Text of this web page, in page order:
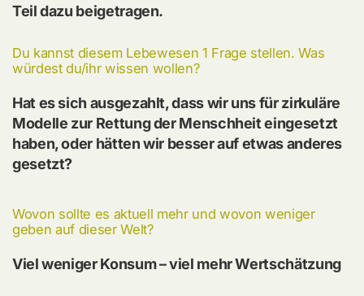
Teil dazu beigetragen.
Du kannst diesem Lebewesen 1 Frage stellen. Was
würdest du/ihr wissen wollen?
Hat es sich ausgezahlt, dass wir uns für zirkuläre
Modelle zur Rettung der Menschheit eingesetzt
haben, oder hätten wir besser auf etwas anderes
gesetzt?
Wovon sollte es aktuell mehr und wovon weniger
geben auf dieser Welt?
Viel weniger Konsum – viel mehr Wertschätzung